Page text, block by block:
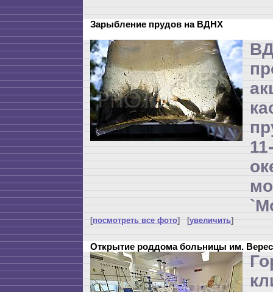
Зарыбление прудов на ВДНХ
[посмотреть все фото] [увеличить]
Открытие роддома больницы им.